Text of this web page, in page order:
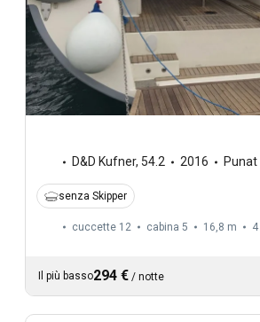
D&D Kufner, 54.2 2016 Punat
senza Skipper
cuccette 12 cabina 5 16,8 m 4
Il più basso294 € / notte